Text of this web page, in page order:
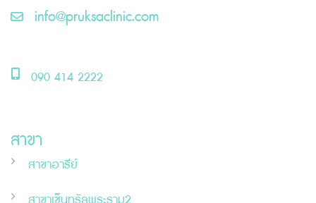
info@pruksaclinic.com
090 414 2222
สาขา
สาขาอารีย์